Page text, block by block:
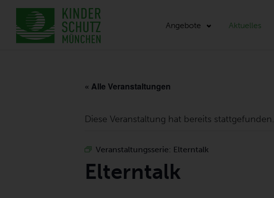
Angebote Aktuelles
« Alle Veranstaltungen
Diese Veranstaltung hat bereits stattgefunden.
Veranstaltungsserie: Elterntalk
Elterntalk